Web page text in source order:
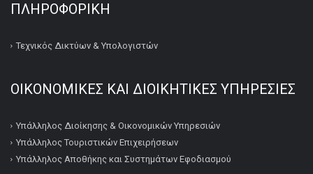
ΠΛΗΡΟΦΟΡΙΚΉ
Τεχνικός Δικτύων & Υπολογιστών
ΟΙΚΟΝΟΜΙΚΕΣ ΚΑΙ ΔΙΟΙΚΗΤΙΚΕΣ ΥΠΗΡΕΣΙΕΣ
Υπάλληλος Διοίκησης & Οικονομικών Υπηρεσιών
Υπάλληλος Τουριστικών Επιχειρήσεων
Υπάλληλος Αποθήκης και Συστημάτων Εφοδιασμού